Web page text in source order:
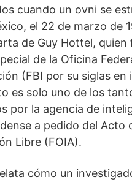
cuando un ovni se
el 22 de marzo de
de Guy Hottel, quien
de la Oficina
(FBI por su siglas en
es solo uno de los
por la agencia de
a pedido del Acto
Libre (FOIA).
cómo un